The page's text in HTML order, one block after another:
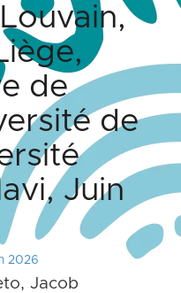
de
de
Juin
2026
Jacob